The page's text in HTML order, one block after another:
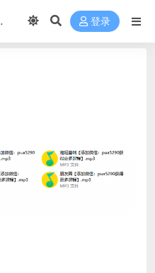
登录